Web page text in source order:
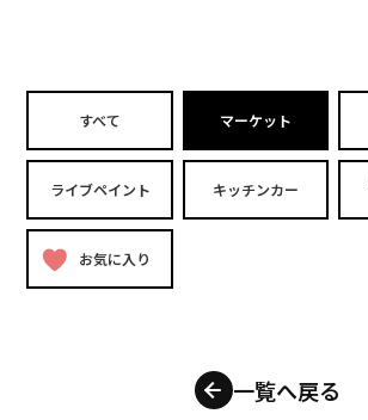
すべて マーケット
ライブペイント キッチンカー
お気に入り
一覧へ戻る